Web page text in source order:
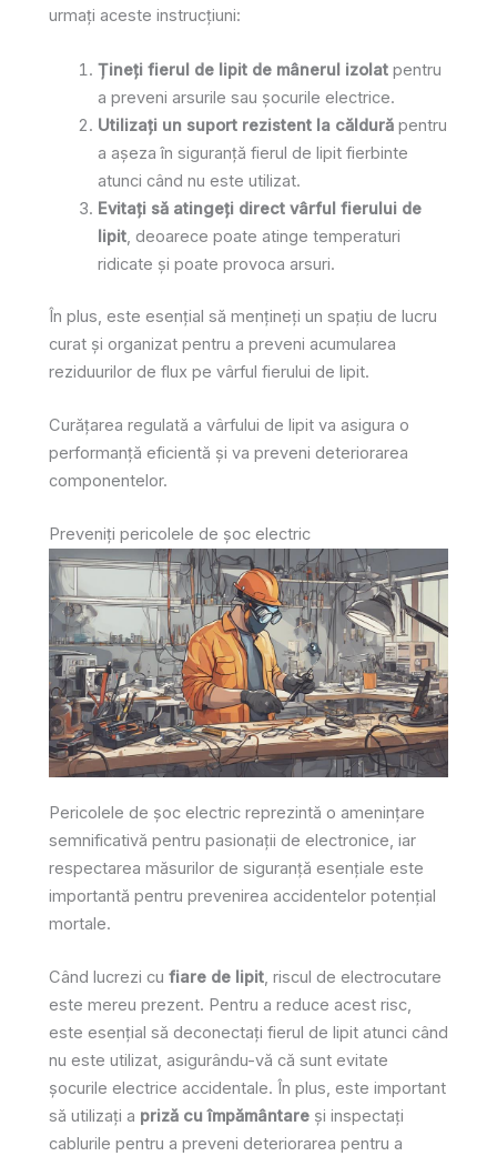
urmați aceste instrucțiuni:
Țineți fierul de lipit de mânerul izolatpentru
a preveni arsurile sau șocurile electrice.
Utilizați un suport rezistent la căldurăpentru
a așeza în siguranță fierul de lipit fierbinte
atunci când nu este utilizat.
Evitați să atingeți direct vârful fierului de
lipit, deoarece poate atinge temperaturi
ridicate și poate provoca arsuri.
În plus, este esențial să mențineți un spațiu de lucru
curat și organizat pentru a preveni acumularea
reziduurilor de flux pe vârful fierului de lipit.
Curățarea regulată a vârfului de lipit va asigura o
performanță eficientă și va preveni deteriorarea
componentelor.
Preveniți pericolele de șoc electric
Pericolele de șoc electric reprezintă o amenințare
semnificativă pentru pasionații de electronice, iar
respectarea măsurilor de siguranță esențiale este
importantă pentru prevenirea accidentelor potențial
mortale.
Când lucrezi cu fiare de lipit, riscul de electrocutare
este mereu prezent. Pentru a reduce acest risc,
este esențial să deconectați fierul de lipit atunci când
nu este utilizat, asigurându-vă că sunt evitate
șocurile electrice accidentale. În plus, este important
să utilizați a priză cu împământare și inspectați
cablurile pentru a preveni deteriorarea pentru a